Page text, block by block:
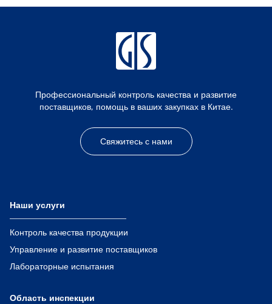
Профессиональный контроль качества и развитие
поставщиков, помощь в ваших закупках в Китае.
Свяжитесь с нами
Наши услуги
Контроль качества продукции
Управление и развитие поставщиков
Лабораторные испытания
Область инспекции